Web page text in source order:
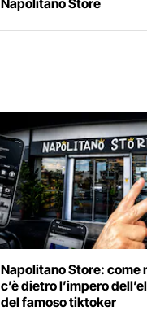
Napolitano Store: come
c’è dietro l’impero
del famoso tiktoker